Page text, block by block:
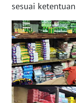
sesuai
SULTRA
WN
NTB
WN
SULTENG